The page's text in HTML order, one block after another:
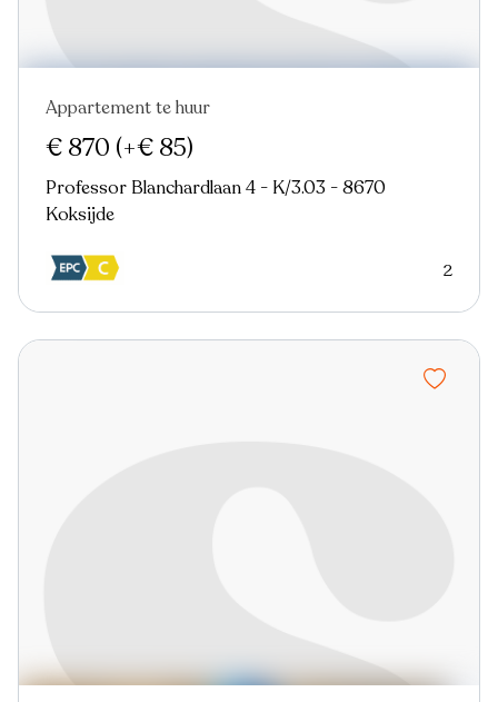
Appartement te huur
€ 870 (+€ 85)
Professor Blanchardlaan 4 - K/3.03 - 8670
Koksijde
2